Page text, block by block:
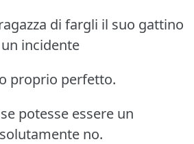
di fargli il suo gattino
incidente
proprio perfetto.
potesse essere un
no.